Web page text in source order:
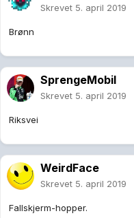
Skrevet 5. april 2019
Brønn
SprengeMobil
Skrevet 5. april 2019
Riksvei
WeirdFace
Skrevet 5. april 2019
Fallskjerm-hopper.